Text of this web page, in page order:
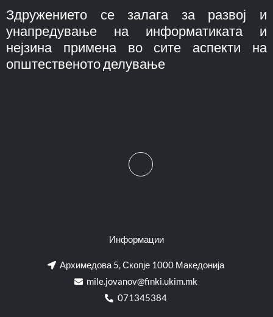
Здружението се залага за развој и
унапредување на информатиката и
нејзина примена во сите аспекти на
општественото делување
Информации
Архимедова 5, Скопје 1000 Македонија
mile.jovanov@finki.ukim.mk​
071345384